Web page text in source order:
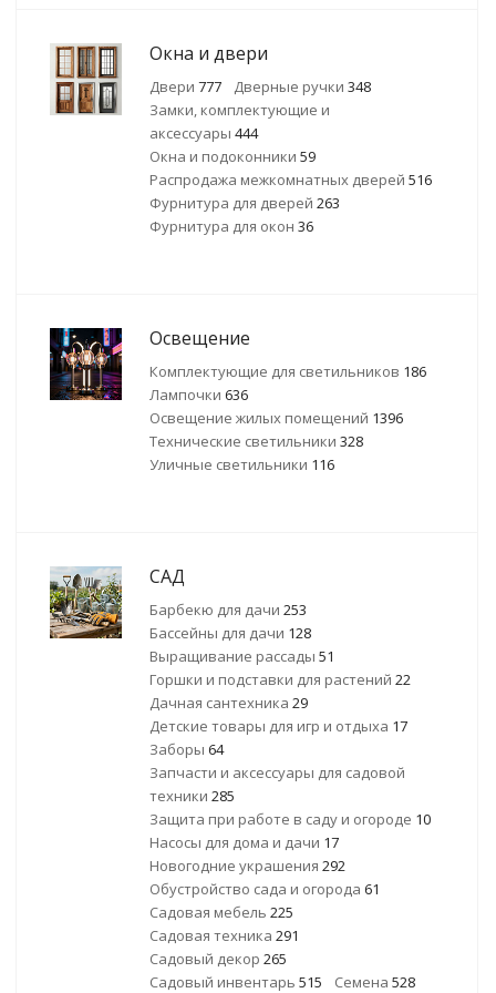
Окна и двери
Двери 777 Дверные ручки 348
Замки, комплектующие и
аксессуары 444
Окна и подоконники 59
Распродажа межкомнатных дверей 516
Фурнитура для дверей 263
Фурнитура для окон 36
Освещение
Комплектующие для светильников 186
Лампочки 636
Освещение жилых помещений 1396
Технические светильники 328
Уличные светильники 116
САД
Барбекю для дачи 253
Бассейны для дачи 128
Выращивание рассады 51
Горшки и подставки для растений 22
Дачная сантехника 29
Детские товары для игр и отдыха 17
Заборы 64
Запчасти и аксессуары для садовой
техники 285
Защита при работе в саду и огороде 10
Насосы для дома и дачи 17
Новогодние украшения 292
Обустройство сада и огорода 61
Садовая мебель 225
Садовая техника 291
Садовый декор 265
Садовый инвентарь 515 Семена 528